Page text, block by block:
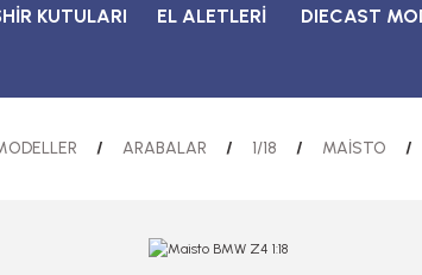
KUTULARI EL ALETLERİ DIECAST
ARABALAR 1/18 MAİSTO